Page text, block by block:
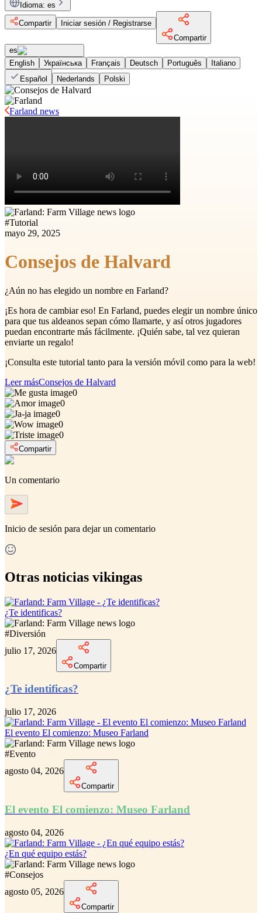
Idioma: es
Compartir
Iniciar sesión / Registrarse
Compartir
es
English
Українська Français Deutsch Português
Italiano
Español
Nederlands Polski
Farland news
#Tutorial
mayo 29, 2025
Consejos de Halvard
¿Aún no has elegido un nombre en Farland?
¡Es hora de cambiar eso! En Farland, puedes elegir un nombre único
para que tus aldeanos sepan cómo llamarte, y así otros jugadores
puedan encontrarte más fácilmente. ¡Quién sabe, tal vez quieran
enviarte un regalo!
¡Consulta este tutorial tanto para la versión móvil como para la web!
Leer másConsejos de Halvard
0
0
0
0
0
Compartir
Un comentario
Inicio de sesión para dejar un comentario
Otras noticias vikingas
¿Te identificas?
#Diversión
julio 17, 2026
Compartir
¿Te identificas?
julio 17, 2026
El evento El comienzo: Museo Farland
#Evento
agosto 04, 2026
Compartir
El evento El comienzo: Museo Farland
agosto 04, 2026
¿En qué equipo estás?
#Consejos
agosto 05, 2026
Compartir